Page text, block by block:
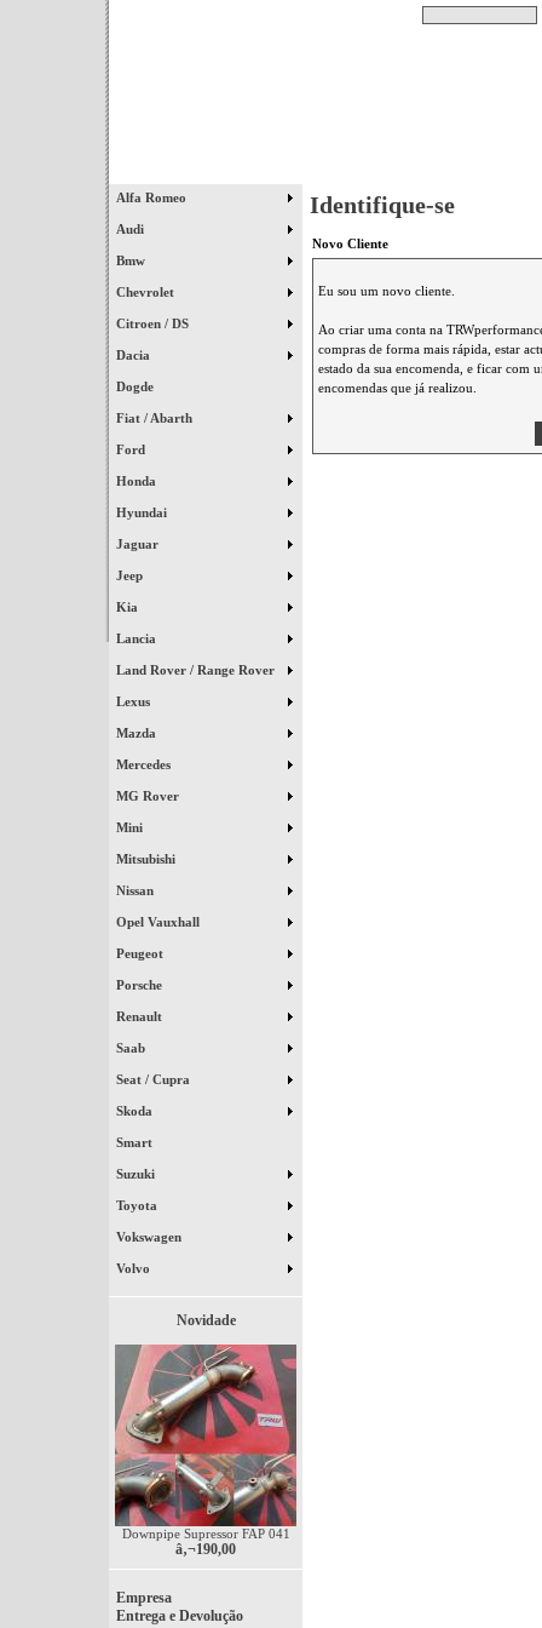
Alfa Romeo
Audi
Bmw
Chevrolet
Citroen / DS
Dacia
Dogde
Fiat / Abarth
Ford
Honda
Hyundai
Jaguar
Jeep
Kia
Lancia
Land Rover / Range Rover
Lexus
Mazda
Mercedes
MG Rover
Mini
Mitsubishi
Nissan
Opel Vauxhall
Peugeot
Porsche
Renault
Saab
Seat / Cupra
Skoda
Smart
Suzuki
Toyota
Vokswagen
Volvo
Novidade
Downpipe Supressor FAP 041
â‚¬190,00
Empresa
Entrega e Devolução
Identifique-se
Novo Cliente
Eu sou um novo cliente.
Ao criar uma conta na
compras de forma mais rápida, estar
estado da sua encomenda, e ficar com
encomendas que já realizou.